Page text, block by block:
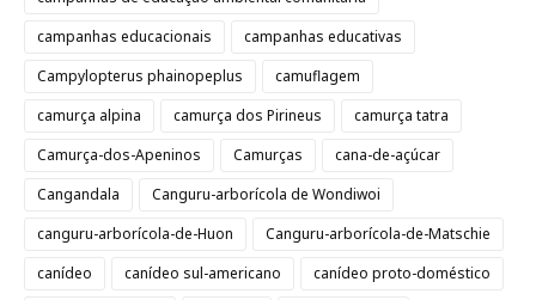
campanhas educacionais
campanhas educativas
Campylopterus phainopeplus
camuflagem
camurça alpina
camurça dos Pirineus
camurça tatra
Camurça-dos-Apeninos
Camurças
cana-de-açúcar
Cangandala
Canguru-arborícola de Wondiwoi
canguru-arborícola-de-Huon
Canguru-arborícola-de-Matschie
canídeo
canídeo sul-americano
canídeo proto-doméstico